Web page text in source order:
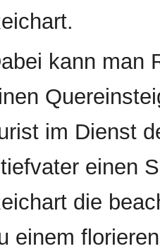
kann man
im Dienst
einen
die
einem